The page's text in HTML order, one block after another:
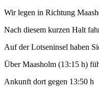
Wir legen in Richtung
Nach diesem kurzen Halt
Auf der Lotseninsel haben
Über Maasholm (13:15 h)
Ankunft dort gegen 13:50 h